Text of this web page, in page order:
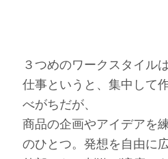
３つめのワークスタイル
仕事というと、集中して
べがちだが、
商品の企画やアイデアを
のひとつ。発想を自由に